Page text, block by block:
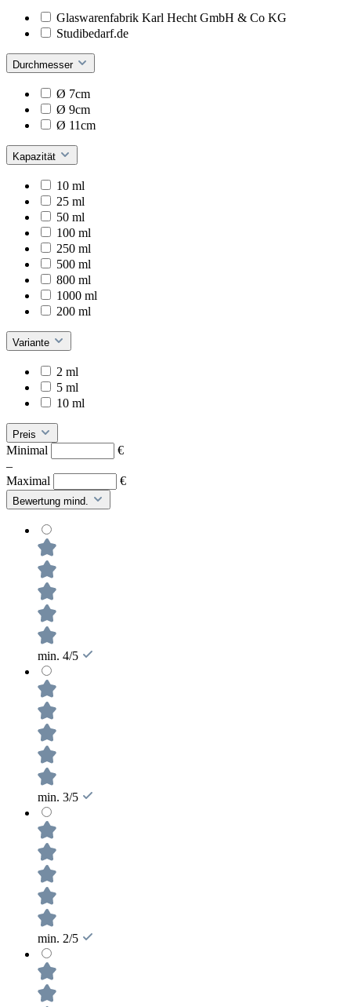
Glaswarenfabrik Karl Hecht GmbH & Co KG
Studibedarf.de
Durchmesser
Ø 7cm
Ø 9cm
Ø 11cm
Kapazität
10 ml
25 ml
50 ml
100 ml
250 ml
500 ml
800 ml
1000 ml
200 ml
Variante
2 ml
5 ml
10 ml
Preis
Minimal
€
–
Maximal
€
Bewertung mind.
min. 4/5
min. 3/5
min. 2/5